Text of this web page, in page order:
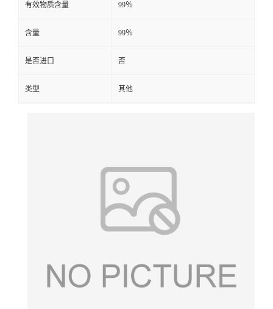
有效物质含量 99％
含量 99％
是否进口 否
类型 其他